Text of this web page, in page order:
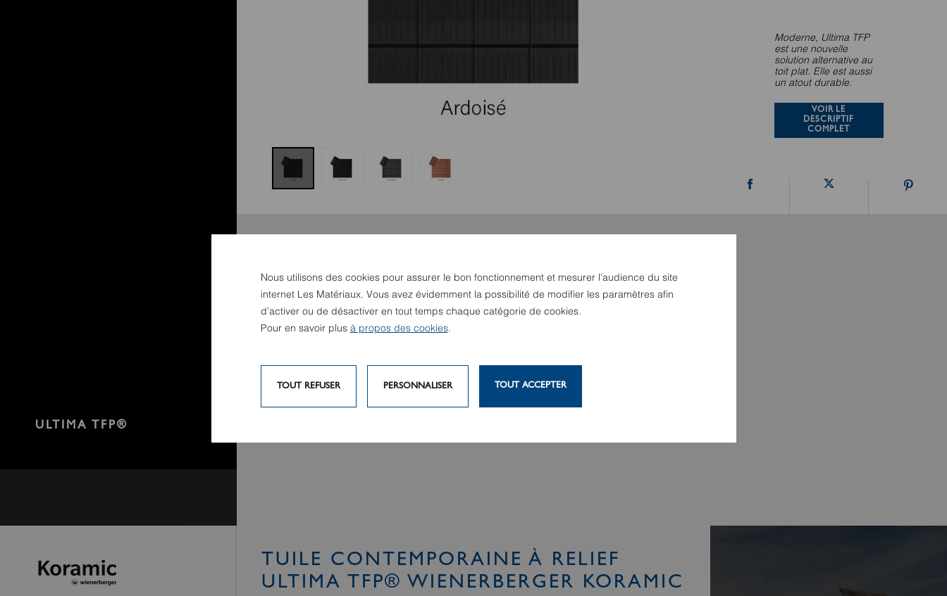
ULTIMA TFP®
Moderne, Ultima TFP
est une nouvelle
solution alternative au
toit plat. Elle est aussi
un atout durable.
VOIR LE
DESCRIPTIF
COMPLET
TUILE CONTEMPORAINE À RELIEF
ULTIMA TFP® WIENERBERGER KORAMIC
Nous utilisons des cookies pour assurer le bon fonctionnement et mesurer l’audience du site
internet Les Matériaux. Vous avez évidemment la possibilité de modifier les paramètres afin
d’activer ou de désactiver en tout temps chaque catégorie de cookies.
Pour en savoir plus à propos des cookies.
TOUT REFUSER PERSONNALISER TOUT ACCEPTER